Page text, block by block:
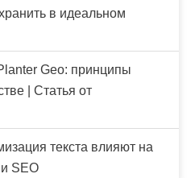
в идеальном
Geo: принципы
| Статья от
текста влияют на
SEO